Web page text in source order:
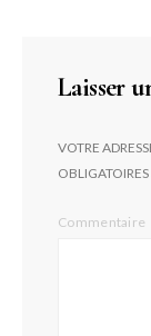
Laisser
VOTRE
Commentaire